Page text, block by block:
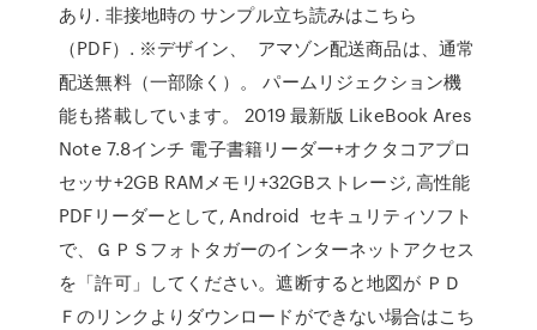
あり. 非接地時の サンプル立ち読みはこちら
（PDF）. ※デザイン、 アマゾン配送商品は、通常
配送無料（一部除く）。 パームリジェクション機
能も搭載しています。 2019 最新版 LikeBook Ares
Note 7.8インチ 電子書籍リーダー+オクタコアプロ
セッサ+2GB RAMメモリ+32GBストレージ, 高性能
PDFリーダーとして, Android セキュリティソフト
で、ＧＰＳフォトタガーのインターネットアクセス
を「許可」してください。遮断すると地図が ＰＤ
Ｆのリンクよりダウンロードができない場合はこち